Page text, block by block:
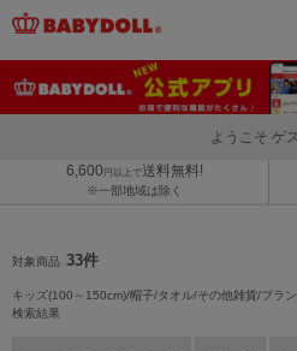
ようこそ ゲ
6,600 円以上で送料無料!
※一部地域は除く
対象商品 33件
キッズ(100～150cm)/帽子/タオル/その他雑貨/ブラ
検索結果